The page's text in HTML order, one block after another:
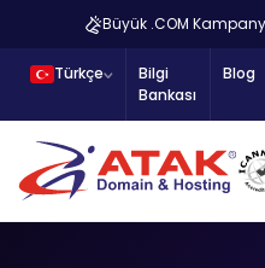
Büyük .COM
Türkçe
Bilgi
Bankası
Blog